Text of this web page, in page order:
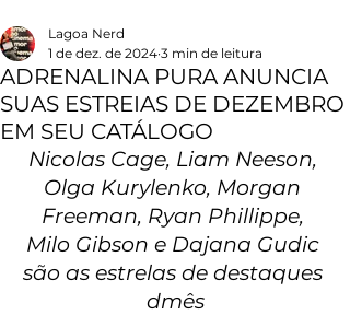
ADRENALINA PURA ANUNCIA
SUAS ESTREIAS DE DEZEMBRO
EM SEU CATÁLOGO
Lagoa Nerd
1 de dez. de 2024 3 min de leitura
Nicolas Cage, Liam Neeson,
Olga Kurylenko, Morgan
Freeman, Ryan Phillippe,
Milo Gibson e Dajana Gudic
são as estrelas de destaques
dmês